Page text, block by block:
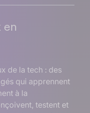
en
de la tech : des
qui apprennent
à la
testent et